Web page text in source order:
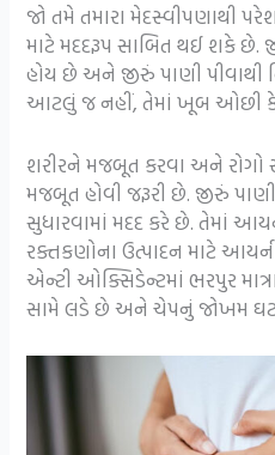
જો તમે તમારા મેદસ્વીપણાથી
માટે મદદરૂપ સાબિત થઈ શકે છે.
હોય છે અને જીરું પાણી પીવાથી
આટલું જ નહીં, તેમાં ખૂબ ઓછી
શરીરને મજબૂત કરવા અને રોગો
મજબૂત હોવી જરૂરી છે. જીરું પાણી
સુધારવામાં મદદ કરે છે. તેમાં
રક્તકણોના ઉત્પાદન માટે
એન્ટી ઓક્સિડેન્ટમાં ભરપુર
સામે લડે છે અને ચેપનું જોખમ